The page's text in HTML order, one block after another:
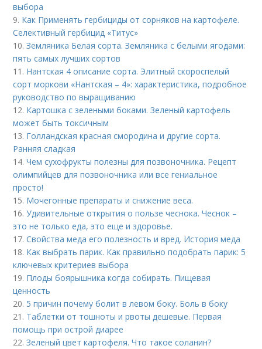
выбора
9. Как Применять гербициды от сорняков на картофеле.
Селективный гербицид «Титус»
10.Земляника Белая сорта. Земляника с белыми ягодами:
пять самых лучших сортов
11. Нантская 4 описание сорта. Элитный скороспелый
сорт моркови «Нантская – 4»: характеристика, подробное
руководство по выращиванию
12. Картошка с зелеными боками. Зеленый картофель
может быть токсичным
13. Голландская красная смородина и другие сорта.
Ранняя сладкая
14.Чем сухофрукты полезны для позвоночника. Рецепт
олимпийцев для позвоночника или все гениальное
просто!
15. Мочегонные препараты и снижение веса.
16.Удивительные открытия о пользе чеснока. Чеснок –
это не только еда, это еще и здоровье.
17.Свойства меда его полезность и вред. История меда
18. Как выбрать парик. Как правильно подобрать парик: 5
ключевых критериев выбора
19. Плоды боярышника когда собирать. Пищевая
ценность
20. 5 причин почему болит в левом боку. Боль в боку
21. Таблетки от тошноты и рвоты дешевые. Первая
помощь при острой диарее
22.Зеленый цвет картофеля. Что такое соланин?